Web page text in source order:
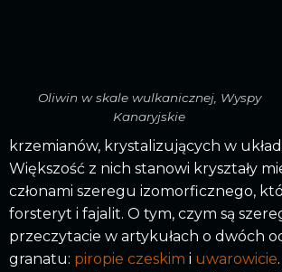
Oliwin w skale wulkanicznej, Wyspy
Kanaryjskie
krzemianów, krystalizujących w
Większość z nich stanowi kryształy
członami szeregu izomorficznego,
forsteryt i fajalit. O tym, czym są
przeczytacie w artykułach o dwóch
granatu: piropie czeskim i uwarowicie